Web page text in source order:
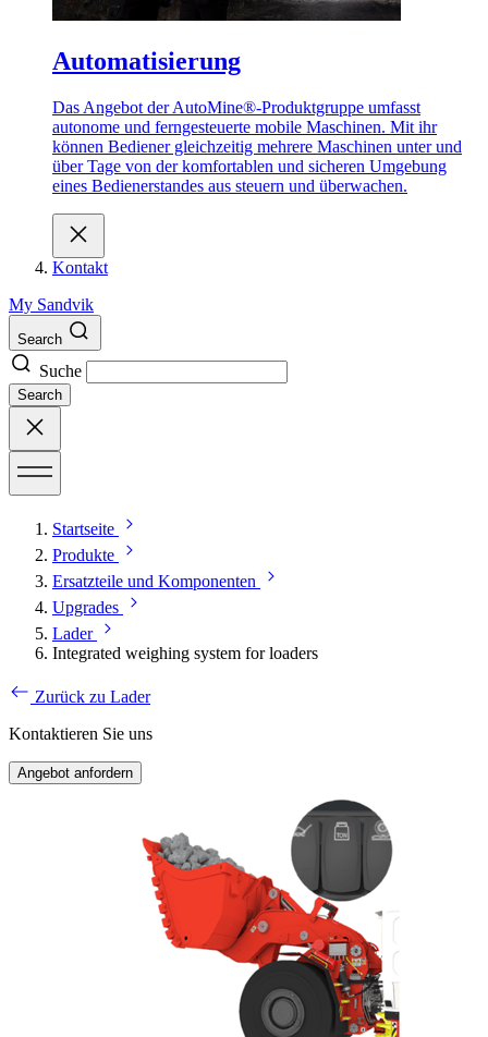
Automatisierung
Das Angebot der AutoMine®-Produktgruppe umfasst
autonome und ferngesteuerte mobile Maschinen. Mit ihr
können Bediener gleichzeitig mehrere Maschinen unter und
über Tage von der komfortablen und sicheren Umgebung
eines Bedienerstandes aus steuern und überwachen.
Kontakt
My Sandvik
Search
Suche
Search
Startseite
Produkte
Ersatzteile und Komponenten
Upgrades
Lader
Integrated weighing system for loaders
Zurück zu Lader
Kontaktieren Sie uns
Angebot anfordern